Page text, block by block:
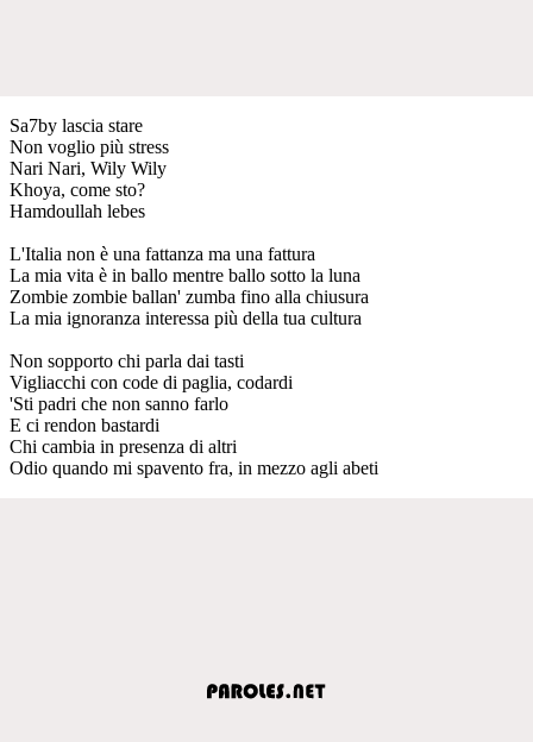
Sa7by lascia stare
Non voglio più stress
Nari Nari, Wily Wily
Khoya, come sto?
Hamdoullah lebes
L'Italia non è una fattanza ma una fattura
La mia vita è in ballo mentre ballo sotto la luna
Zombie zombie ballan' zumba fino alla chiusura
La mia ignoranza interessa più della tua cultura
Non sopporto chi parla dai tasti
Vigliacchi con code di paglia, codardi
'Sti padri che non sanno farlo
E ci rendon bastardi
Chi cambia in presenza di altri
Odio quando mi spavento fra, in mezzo agli abeti